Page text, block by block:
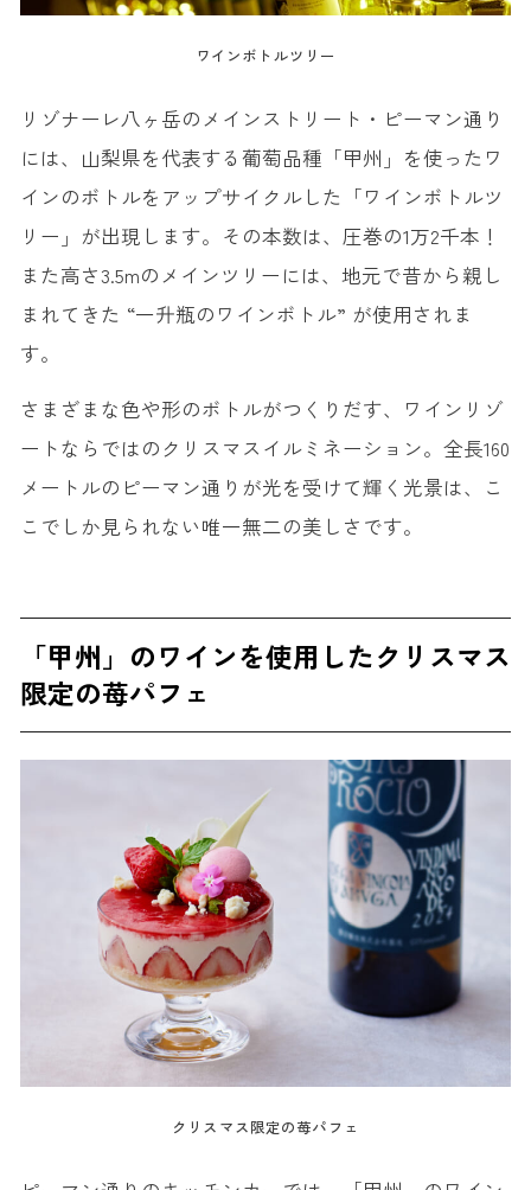
ワインボトルツリー
リゾナーレ八ヶ岳のメインストリート・ピーマン通り
には、山梨県を代表する葡萄品種「甲州」を使ったワ
インのボトルをアップサイクルした「ワインボトルツ
リー」が出現します。その本数は、圧巻の1万2千本！
また高さ3.5mのメインツリーには、地元で昔から親し
まれてきた “一升瓶のワインボトル” が使用されま
す。
さまざまな色や形のボトルがつくりだす、ワインリゾ
ートならではのクリスマスイルミネーション。全長160
メートルのピーマン通りが光を受けて輝く光景は、こ
こでしか見られない唯一無二の美しさです。
「甲州」のワインを使用したクリスマス
限定の苺パフェ
クリスマス限定の苺パフェ